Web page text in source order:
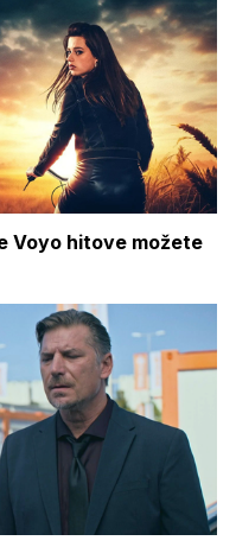
Voyo hitove možete